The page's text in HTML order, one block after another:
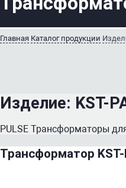
Главная Каталог продукции
Изделие: KST-
PULSE Трансформаторы
Трансформатор